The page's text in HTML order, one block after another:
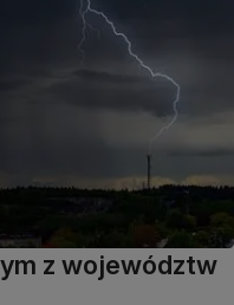
z województw